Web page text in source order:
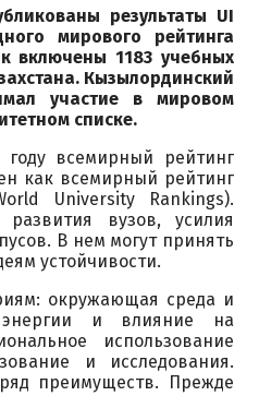
результаты UI
мирового рейтинга
включены 1183 учебных
Кызылординский
участие в мировом
списке.
всемирный рейтинг
как всемирный рейтинг
University Rankings).
вузов, усилия
В нем могут принять
устойчивости.
окружающая среда и
энергии и влияние на
использование
и исследования.
преимуществ. Прежде